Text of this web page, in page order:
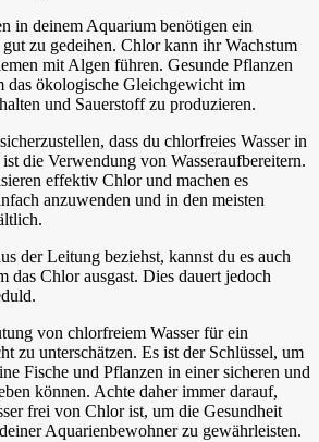
in deinem Aquarium benötigen ein
zu gedeihen. Chlor kann ihr Wachstum
mit Algen führen. Gesunde Pflanzen
das ökologische Gleichgewicht im
und Sauerstoff zu produzieren.
dass du chlorfreies Wasser in
die Verwendung von Wasseraufbereitern.
effektiv Chlor und machen es
anzuwenden und in den meisten
der Leitung beziehst, kannst du es auch
das Chlor ausgast. Dies dauert jedoch
von chlorfreiem Wasser für ein
zu unterschätzen. Es ist der Schlüssel, um
Fische und Pflanzen in einer sicheren und
können. Achte daher immer darauf,
frei von Chlor ist, um die Gesundheit
Aquarienbewohner zu gewährleisten.